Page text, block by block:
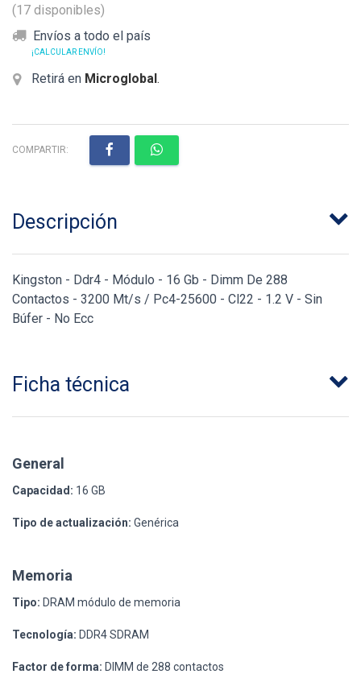
(17 disponibles)
Envíos a todo el país
¡CALCULAR ENVÍO!
Retirá en Microglobal.
COMPARTIR:
Descripción
Kingston - Ddr4 - Módulo - 16 Gb - Dimm De 288
Contactos - 3200 Mt/s / Pc4-25600 - Cl22 - 1.2 V - Sin
Búfer - No Ecc
Ficha técnica
General
Capacidad: 16 GB
Tipo de actualización: Genérica
Memoria
Tipo: DRAM módulo de memoria
Tecnología: DDR4 SDRAM
Factor de forma: DIMM de 288 contactos